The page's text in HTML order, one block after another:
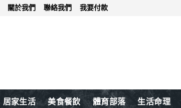
關於我們 聯絡我們 我要付款
居家生活 美食餐飲 體育部落 生活命理